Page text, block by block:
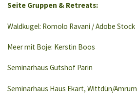
Seite Gruppen & Retreats:
Waldkugel: Romolo Ravani / Adobe Stock
Meer mit Boje: Kerstin Boos
Seminarhaus Gutshof Parin
Seminarhaus Haus Ekart, Wittdün/Amrum